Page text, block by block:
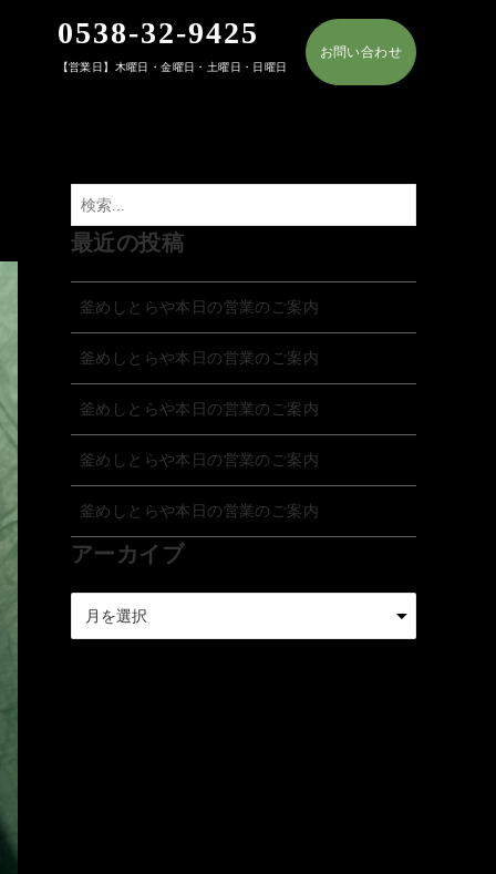
0538-32-9425
【営業日】木曜日・金曜日・土曜日・日曜日
お問い合わせ
最近の投稿
釜めしとらや本日の営業のご案内
釜めしとらや本日の営業のご案内
釜めしとらや本日の営業のご案内
釜めしとらや本日の営業のご案内
釜めしとらや本日の営業のご案内
アーカイブ